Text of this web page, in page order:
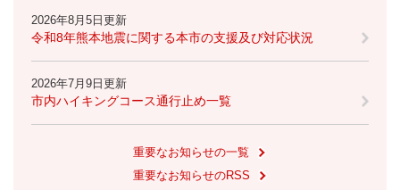
2026年8月5日更新
令和8年熊本地震に関する本市の支援及び対応状況
2026年7月9日更新
市内ハイキングコース通行止め一覧
重要なお知らせの一覧
重要なお知らせのRSS